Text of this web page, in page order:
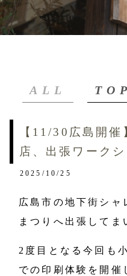
ALL
【11/30広島開
店、出張ワーク
2025/10/25
広島市の地下街シャ
まつりへ出張してま
2度目となる今回も
での印刷体験を開催